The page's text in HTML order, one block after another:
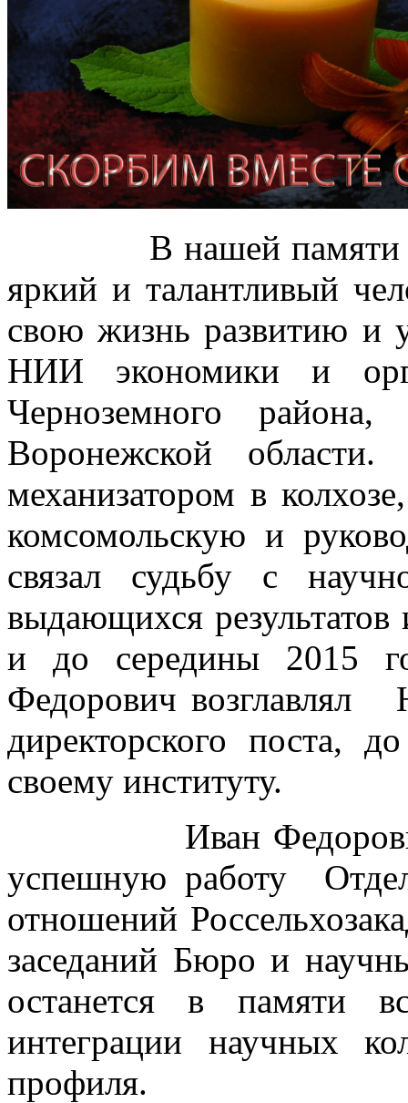
В нашей памяти
яркий и талантливый
свою жизнь развитию и
НИИ экономики и
Черноземного
Воронежской
механизатором в
комсомольскую и
связал судьбу с
выдающихся
и до середины 2015
Федорович
директорского поста,
своему институту.
Иван Федорович
успешную работу
отношений
заседаний Бюро и
останется в памяти
интеграции научных
профиля.